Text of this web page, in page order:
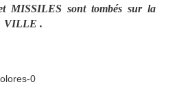
MISSILES sont tombés sur la
VILLE .